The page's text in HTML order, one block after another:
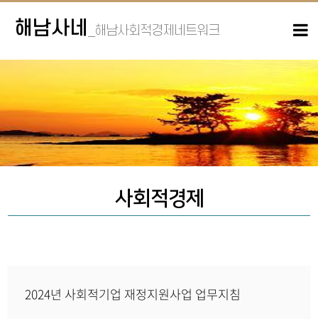
해남사네 _해남사회적경제네트워크
사회적경제
2024년 사회적기업 재정지원사업 업무지침